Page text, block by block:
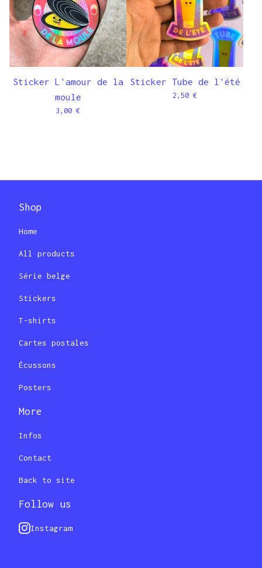
Sticker L'amour de la
moule
3,00 €
Sticker Tube de l'été
2,50 €
Shop
Home
All products
Série belge
Stickers
T-shirts
Cartes postales
Écussons
Posters
More
Infos
Contact
Back to site
Follow us
Instagram